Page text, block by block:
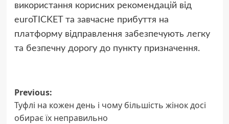
використання корисних рекомендацій від
euroTICKET та завчасне прибуття на
платформу відправлення забезпечують легку
та безпечну дорогу до пункту призначення.
Post
navigation
Previous:
Туфлі на кожен день і чому більшість жінок досі
обирає їх неправильно